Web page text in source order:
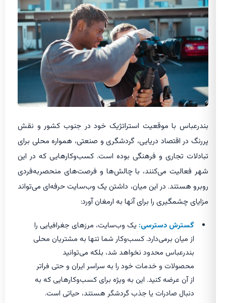
بندرعباس با موقعیت استراتژیک خود در جنوب کشور و نقش
پررنگ در اقتصاد دریایی، گردشگری و صنعتی، همواره محلی برای
تبادلات تجاری و فرهنگی بوده است. کسب‌وکارهایی که در این
شهر فعالیت می‌کنند، با چالش‌ها و فرصت‌های منحصربه‌فردی
روبرو هستند. در این میان، داشتن یک وب‌سایت حرفه‌ای می‌تواند
مزایای چشمگیری را برای آنها به ارمغان آورد:
گسترش دسترسی: یک وب‌سایت، مرزهای جغرافیایی را
از میان برمی‌دارد. کسب‌وکار شما تنها به مشتریان محلی
بندرعباس محدود نخواهد شد، بلکه می‌توانید
محصولات و خدمات خود را به سراسر ایران و حتی فراتر
از آن عرضه کنید. این به ویژه برای کسب‌وکارهایی که به
دنبال صادرات یا جذب گردشگر هستند، حیاتی است.